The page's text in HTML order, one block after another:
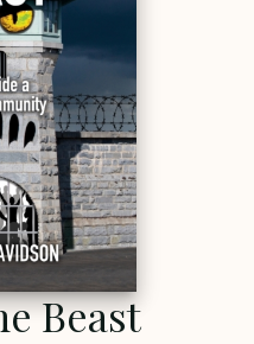
Beast